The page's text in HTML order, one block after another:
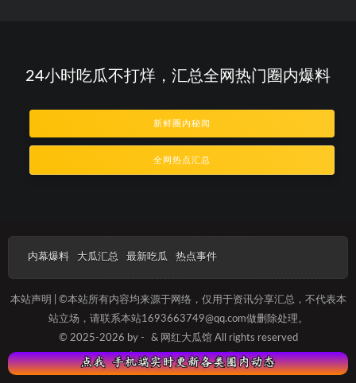
24小时吃瓜不打烊，汇总全网热门圈内爆料
新鲜圈内秘闻
全网热点汇总
内幕爆料 大瓜汇总 最新吃瓜 热点事件
本站声明 | ©本站所有内容均来源于网络，仅用于资讯分享汇总，不代表本
站立场，请联系本站1693663749@qq.com做删除处理。
© 2025-2026 by -
& 网红大瓜馆 All rights reserved
沪ICP备2025012093号